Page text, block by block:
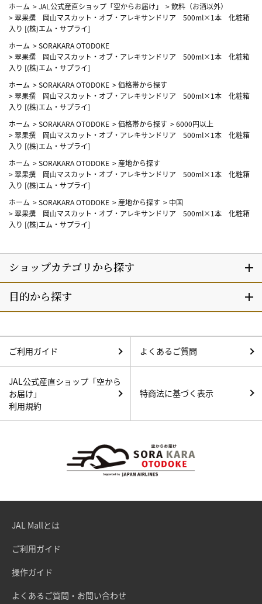
ホーム >JAL公式産直ショップ「空からお届け」 >飲料（お酒以外）
>翠果撰 岡山マスカット・オブ・アレキサンドリア 500ml×1本 化粧箱
入り [(株)エム・サプライ]
ホーム >SORAKARA OTODOKE
>翠果撰 岡山マスカット・オブ・アレキサンドリア 500ml×1本 化粧箱
入り [(株)エム・サプライ]
ホーム >SORAKARA OTODOKE >価格帯から探す
>翠果撰 岡山マスカット・オブ・アレキサンドリア 500ml×1本 化粧箱
入り [(株)エム・サプライ]
ホーム >SORAKARA OTODOKE >価格帯から探す >6000円以上
>翠果撰 岡山マスカット・オブ・アレキサンドリア 500ml×1本 化粧箱
入り [(株)エム・サプライ]
ホーム >SORAKARA OTODOKE > 産地から探す
>翠果撰 岡山マスカット・オブ・アレキサンドリア 500ml×1本 化粧箱
入り [(株)エム・サプライ]
ホーム >SORAKARA OTODOKE > 産地から探す > 中国
>翠果撰 岡山マスカット・オブ・アレキサンドリア 500ml×1本 化粧箱
入り [(株)エム・サプライ]
ご利用ガイド よくあるご質問
JAL公式産直ショップ「空から
お届け」
利用規約
特商法に基づく表示
JAL Mallとは
ご利用ガイド
操作ガイド
よくあるご質問・お問い合わせ